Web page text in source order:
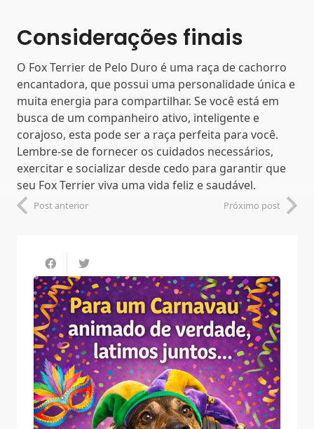
Considerações finais
O Fox Terrier de Pelo Duro é uma raça de cachorro
encantadora, que possui uma personalidade única e
muita energia para compartilhar. Se você está em
busca de um companheiro ativo, inteligente e
corajoso, esta pode ser a raça perfeita para você.
Lembre-se de fornecer os cuidados necessários,
exercitar e socializar desde cedo para garantir que
seu Fox Terrier viva uma vida feliz e saudável.
Post anterior Próximo post